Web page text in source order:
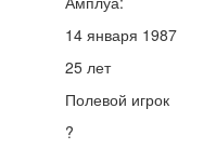
14 января 1987
25 лет
Полевой игрок
?